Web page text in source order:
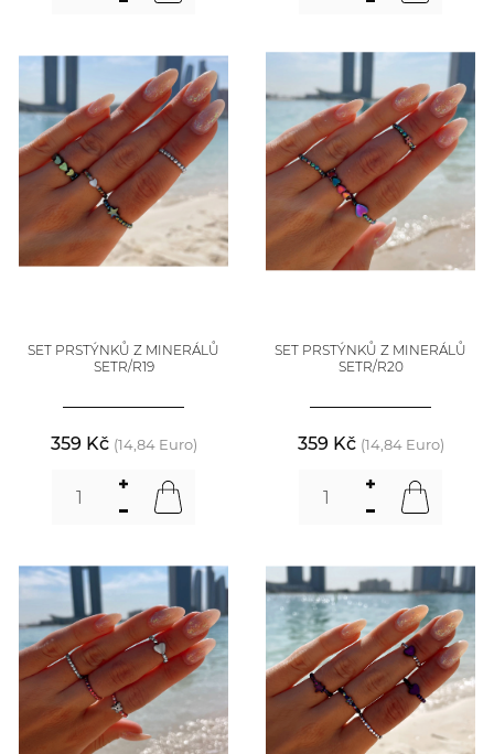
SET PRSTÝNKŮ Z MINERÁLŮ
SETR/R19
359 Kč (14,84 Euro)
SET PRSTÝNKŮ Z MINERÁLŮ
SETR/R20
359 Kč (14,84 Euro)